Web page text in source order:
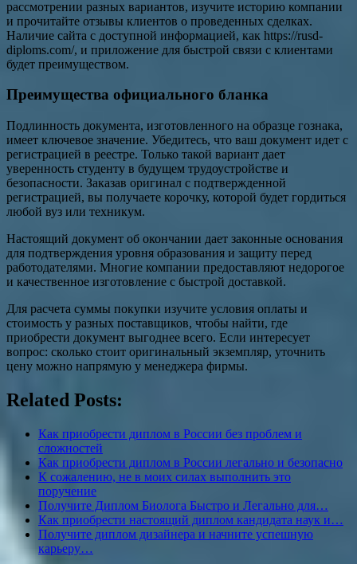
рассмотрении разных вариантов, изучите историю компании
и прочитайте отзывы клиентов о проведенных сделках.
Наличие сайта с доступной информацией, как https://rusd-
diploms.com/, и приложение для быстрой связи с клиентами
будет преимуществом.
Преимущества официального бланка
Подлинность документа, изготовленного на образце гознака,
имеет ключевое значение. Убедитесь, что ваш документ идет с
регистрацией в реестре. Только такой вариант дает
уверенность студенту в будущем трудоустройстве и
безопасности. Заказав оригинал с подтвержденной
регистрацией, вы получаете корочку, которой будет гордиться
любой вуз или техникум.
Настоящий документ об окончании дает законные основания
для подтверждения уровня образования и защиту перед
работодателями. Многие компании предоставляют недорогое
и качественное изготовление с быстрой доставкой.
Для расчета суммы покупки изучите условия оплаты и
стоимость у разных поставщиков, чтобы найти, где
приобрести документ выгоднее всего. Если интересует
вопрос: сколько стоит оригинальный экземпляр, уточнить
цену можно напрямую у менеджера фирмы.
Related Posts:
Как приобрести диплом в России без проблем и
сложностей
Как приобрести диплом в России легально и безопасно
К сожалению, не в моих силах выполнить это
поручение
Получите Диплом Биолога Быстро и Легально для…
Как приобрести настоящий диплом кандидата наук и…
Получите диплом дизайнера и начните успешную
карьеру…